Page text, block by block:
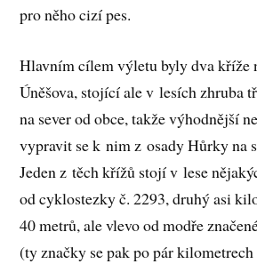
pro něho cizí pes.
Hlavním cílem výletu byly dva kříže
Úněšova, stojící ale v lesích zhruba
na sever od obce, takže výhodnější
vypravit se k nim z osady Hůrky na
Jeden z těch křížů stojí v lese
od cyklostezky č. 2293, druhý asi
40 metrů, ale vlevo od modře
(ty značky se pak po pár